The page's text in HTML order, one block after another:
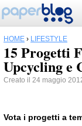
HOME › LIFESTYLE
15 Progetti
Upcycling e
Creato il 24 maggio
Vota i progetti a